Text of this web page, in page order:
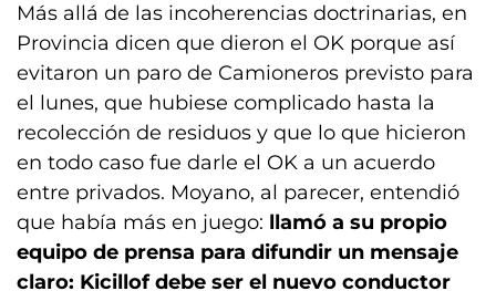
Más allá de las incoherencias doctrinarias, en
Provincia dicen que dieron el OK porque así
evitaron un paro de Camioneros previsto para
el lunes, que hubiese complicado hasta la
recolección de residuos y que lo que hicieron
en todo caso fue darle el OK a un acuerdo
entre privados. Moyano, al parecer, entendió
que había más en juego: llamó a su propio
equipo de prensa para difundir un mensaje
claro: Kicillof debe ser el nuevo conductor